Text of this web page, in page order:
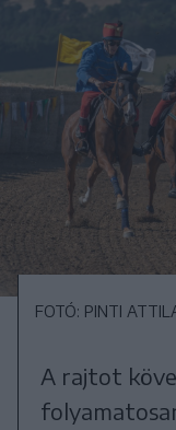
FOTÓ: PINTI
A rajtot